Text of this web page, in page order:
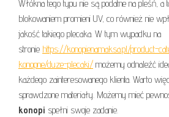
Włókna tego typu nie są podatne na pleśń,
blokowaniem promieni UV, co również nie
jakość takiego plecaka. W tym wypadku na
stronie https://konopienamaksa.pl/product-
konopne/duze-plecaki/ możemy odnaleźć
każdego zainteresowanego klienta. Warto
sprawdzone materiały. Możemy mieć
konopi spełni swoje zadanie.